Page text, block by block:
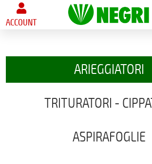
ACCOUNT
ARIEGGIATORI
TRITURATORI -
ASPIRAFOGLIE